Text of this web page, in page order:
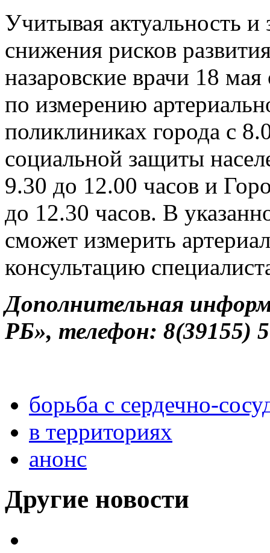
Учитывая актуальность
снижения рисков
назаровские врачи 18
по измерению
поликлиниках города с
социальной защиты
9.30 до 12.00 часов и
до 12.30 часов. В
сможет измерить
консультацию
Дополнительная
РБ», телефон: 8(39155)
борьба с сердечно-
в территориях
анонс
Другие новости